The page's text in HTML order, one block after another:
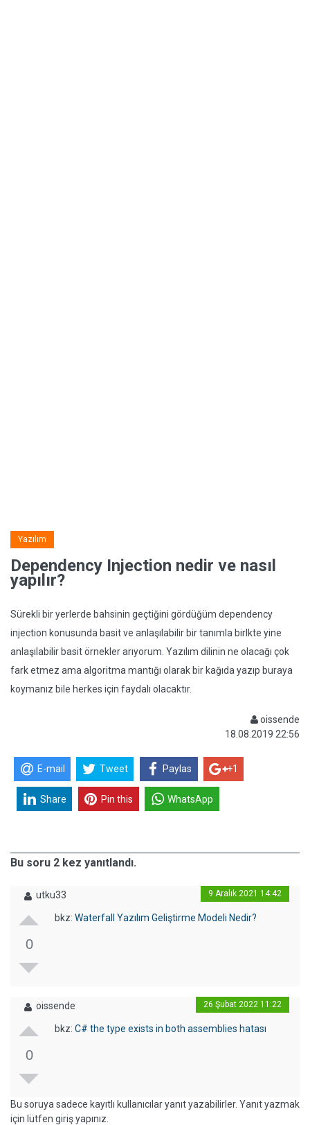
Yazılım
Dependency Injection nedir ve nasıl
yapılır?
Sürekli bir yerlerde bahsinin geçtiğini gördüğüm dependency
injection konusunda basit ve anlaşılabilir bir tanımla birlkte yine
anlaşılabilir basit örnekler arıyorum. Yazılım dilinin ne olacağı çok
fark etmez ama algoritma mantığı olarak bir kağıda yazıp buraya
koymanız bile herkes için faydalı olacaktır.
oissende
18.08.2019 22:56
E-mail Tweet Paylas +1
Share Pin this WhatsApp
Bu soru 2 kez yanıtlandı.
utku33 9 Aralık 2021 14:42
0
bkz: Waterfall Yazılım Geliştirme Modeli Nedir?
oissende 26 Şubat 2022 11:22
0
bkz: C# the type exists in both assemblies hatası
Bu soruya sadece kayıtlı kullanıcılar yanıt yazabilirler. Yanıt yazmak
için lütfen giriş yapınız.